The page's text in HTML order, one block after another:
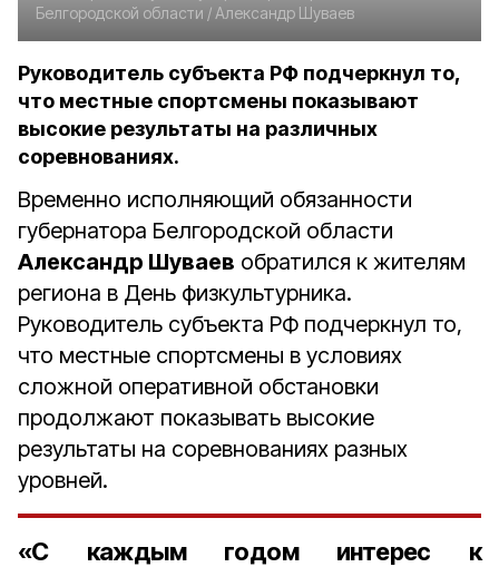
Белгородской области / Александр Шуваев
Руководитель субъекта РФ подчеркнул то,
что местные спортсмены показывают
высокие результаты на различных
соревнованиях.
Временно исполняющий обязанности
губернатора Белгородской области
Александр Шуваев обратился к жителям
региона в День физкультурника.
Руководитель субъекта РФ подчеркнул то,
что местные спортсмены в условиях
сложной оперативной обстановки
продолжают показывать высокие
результаты на соревнованиях разных
уровней.
«С каждым годом интерес к